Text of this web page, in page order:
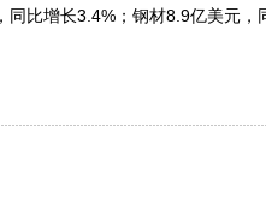
比增长3.4%；钢材8.9亿美元，